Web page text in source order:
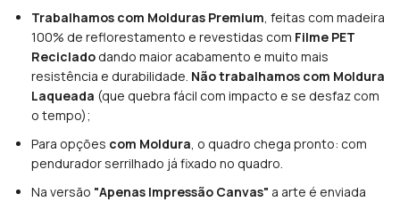
Trabalhamos com Molduras Premium, feitas com madeira
100% de reflorestamento e revestidas com Filme PET
Reciclado dando maior acabamento e muito mais
resistência e durabilidade. Não trabalhamos com Moldura
Laqueada (que quebra fácil com impacto e se desfaz com
o tempo);
Para opções com Moldura, o quadro chega pronto: com
pendurador serrilhado já fixado no quadro.
Na versão "Apenas Impressão Canvas" a arte é enviada